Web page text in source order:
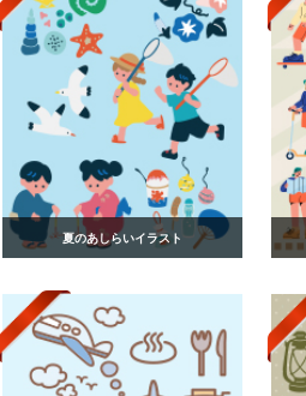
夏のあしらいイラスト